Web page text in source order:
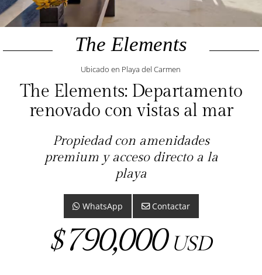
The Elements
Ubicado en Playa del Carmen
The Elements: Departamento
renovado con vistas al mar
Propiedad con amenidades
premium y acceso directo a la
playa
WhatsApp Contactar
$790,000 USD